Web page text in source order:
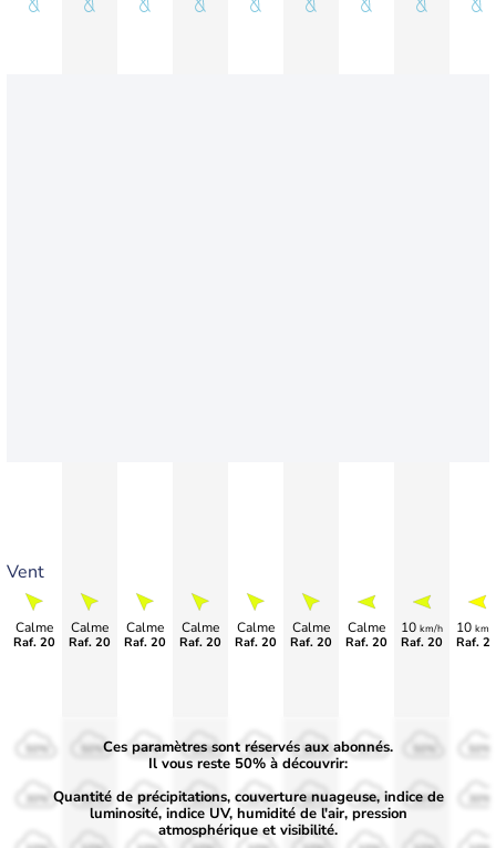
Vent
Calme
Raf. 20
Calme
Raf. 20
Calme
Raf. 20
Calme
Raf. 20
Calme
Raf. 20
Calme
Raf. 20
Calme
Raf. 20
10 km/h
Raf. 20
10 km/
Raf.
50%
30%
50%
30%
50%
30%
50%
30%
50%
30%
50%
30%
50%
30% 30% 30%
Ces paramètres sont réservés aux abonnés.
Il vous reste 50% à découvrir:
Quantité de précipitations, couverture nuageuse, indice de
luminosité, indice UV, humidité de l'air, pression
atmosphérique et visibilité.